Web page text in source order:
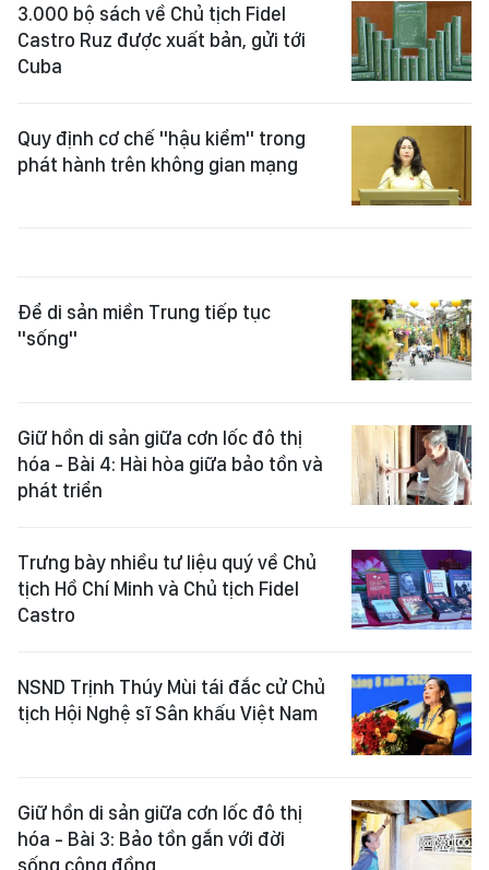
3.000 bộ sách về Chủ tịch Fidel
Castro Ruz được xuất bản, gửi tới
Cuba
Quy định cơ chế "hậu kiểm" trong
phát hành trên không gian mạng
Để di sản miền Trung tiếp tục
"sống"
Giữ hồn di sản giữa cơn lốc đô thị
hóa - Bài 4: Hài hòa giữa bảo tồn và
phát triển
Trưng bày nhiều tư liệu quý về Chủ
tịch Hồ Chí Minh và Chủ tịch Fidel
Castro
NSND Trịnh Thúy Mùi tái đắc cử Chủ
tịch Hội Nghệ sĩ Sân khấu Việt Nam
Giữ hồn di sản giữa cơn lốc đô thị
hóa - Bài 3: Bảo tồn gắn với đời
sống cộng đồng